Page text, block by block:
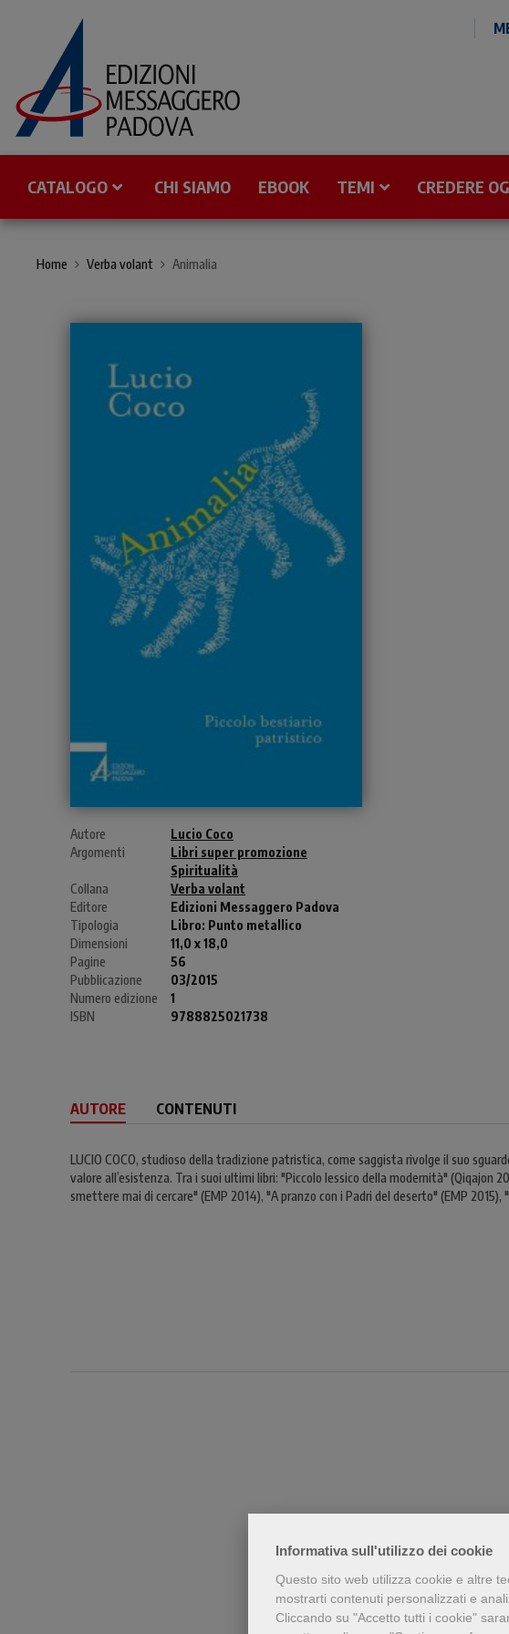
Informativa sull'utilizzo dei cookie
Questo sito web utilizza cookie e altre
mostrarti contenuti personalizzati e
Cliccando su "Accetto tutti i cookie"
CATALOGO CHI SIAMO EBOOK TEMI CREDERE
Home Verba volant Animalia
Autore
Lucio Coco
Argomenti
Libri super promozione
Spiritualità
Collana
Verba volant
Editore
Edizioni Messaggero Padova
Tipologia
Libro: Punto metallico
Dimensioni
11,0 x 18,0
Pagine
56
Pubblicazione
03/2015
Numero edizione
1
ISBN
9788825021738
AUTORE CONTENUTI
LUCIO COCO, studioso della tradizione patristica, come saggista rivolge il suo
valore all’esistenza. Tra i suoi ultimi libri: "Piccolo lessico della modernità" (Qiqajon
smettere mai di cercare" (EMP 2014), "A pranzo con i Padri del deserto" (EMP 2015),
Chi ha visto